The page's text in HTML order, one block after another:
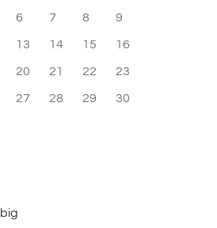
6 7 8 9
13 14 15 16
20 21 22 23
27 28 29 30